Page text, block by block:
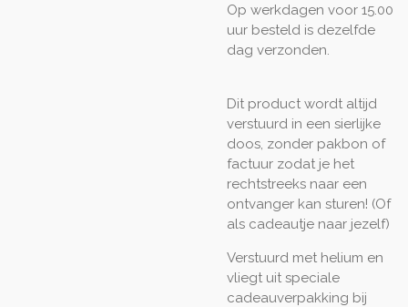
Op werkdagen voor 15.00
uur besteld is dezelfde
dag verzonden.
Dit product wordt altijd
verstuurd in een sierlijke
doos, zonder pakbon of
factuur zodat je het
rechtstreeks naar een
ontvanger kan sturen! (Of
als cadeautje naar jezelf)
Verstuurd met helium en
vliegt uit speciale
cadeauverpakking bij